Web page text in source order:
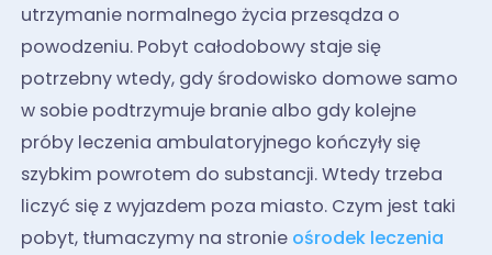
utrzymanie normalnego życia przesądza o
powodzeniu. Pobyt całodobowy staje się
potrzebny wtedy, gdy środowisko domowe samo
w sobie podtrzymuje branie albo gdy kolejne
próby leczenia ambulatoryjnego kończyły się
szybkim powrotem do substancji. Wtedy trzeba
liczyć się z wyjazdem poza miasto. Czym jest taki
pobyt, tłumaczymy na stronie ośrodek leczenia